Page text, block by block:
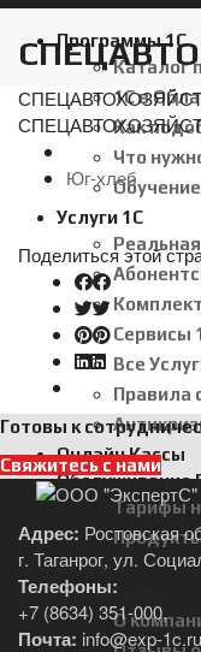
Программы 1С
Каталог
1С в
Как
Что
Услуги 1С
Сервисы
Все
Правила
Онлайн Кассы
Обслуживание
Тарифы
Акции
О компании
О
Юг-хлеб
Поделиться этой
Готовы к
Свяжитесь с нами
Адрес: Ростовская
г. Таганрог, ул.
Телефоны:
+7 (8634) 351-000,
Почта: info@exp-1c.ru